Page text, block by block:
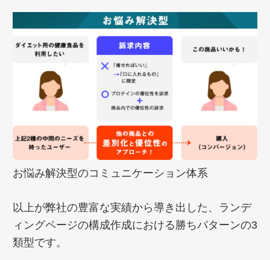
お悩み解決型のコミュニケーション体系
以上が弊社の豊富な実績から導き出した、ランデ
ィングページの構成作成における勝ちパターンの3
類型です。